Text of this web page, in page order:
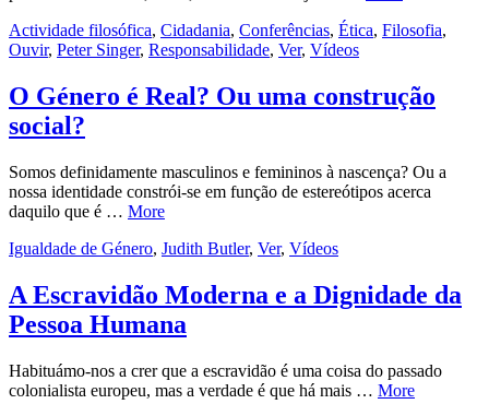
Actividade filosófica, Cidadania, Conferências, Ética, Filosofia,
Ouvir, Peter Singer, Responsabilidade, Ver, Vídeos
O Género é Real? Ou uma construção
social?
Somos definidamente masculinos e femininos à nascença? Ou a
nossa identidade constrói-se em função de estereótipos acerca
daquilo que é … More
Igualdade de Género, Judith Butler, Ver, Vídeos
A Escravidão Moderna e a Dignidade da
Pessoa Humana
Habituámo-nos a crer que a escravidão é uma coisa do passado
colonialista europeu, mas a verdade é que há mais … More